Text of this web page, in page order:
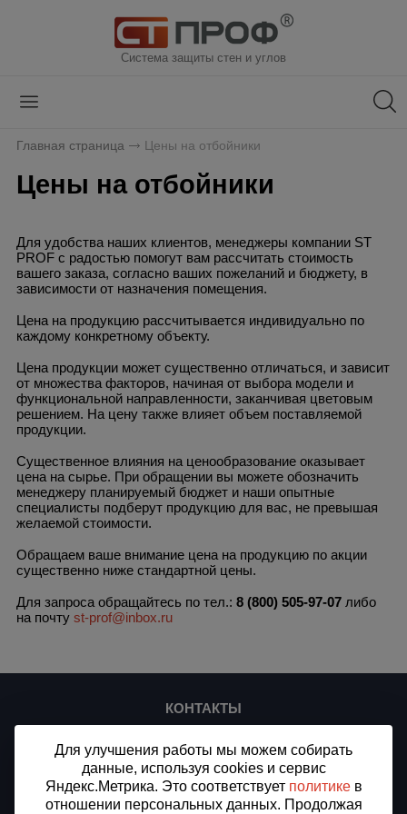
Система защиты стен и углов
Главная страница Цены на отбойники
Цены на отбойники
Для удобства наших клиентов, менеджеры компании ST
PROF с радостью помогут вам рассчитать стоимость
вашего заказа, согласно ваших пожеланий и бюджету, в
зависимости от назначения помещения.
Цена на продукцию рассчитывается индивидуально по
каждому конкретному объекту.
Цена продукции может существенно отличаться, и зависит
от множества факторов, начиная от выбора модели и
функциональной направленности, заканчивая цветовым
решением. На цену также влияет объем поставляемой
продукции.
Существенное влияния на ценообразование оказывает
цена на сырье. При обращении вы можете обозначить
менеджеру планируемый бюджет и наши опытные
специалисты подберут продукцию для вас, не превышая
желаемой стоимости.
Обращаем ваше внимание цена на продукцию по акции
существенно ниже стандартной цены.
Для запроса обращайтесь по тел.: 8 (800) 505-97-07 либо
на почту st-prof@inbox.ru
КОНТАКТЫ
ИНН/КПП 7716912875/773301001
ОГРН 1187746509994
Доставка в Переславль-Залесский, Ярославская область
Для улучшения работы мы можем собирать
данные, используя cookies и сервис
Яндекс.Метрика. Это соответствует политикев
отношении персональных данных. Продолжая